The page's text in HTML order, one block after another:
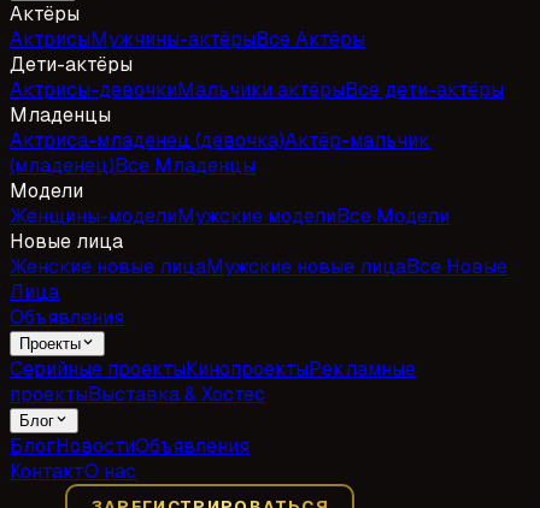
Актёры
АктрисыМужчины-актёрыВсе Актёры
Дети-актёры
Актрисы-девочкиМальчики актёрыВсе дети-актёры
Младенцы
Актриса-младенец (девочка)Актёр-мальчик
(младенец)Все Младенцы
Модели
Женщины-моделиМужские моделиВсе Модели
Новые лица
Женские новые лицаМужские новые лицаВсе Новые
Лица
Объявления
Проекты
Серийные проектыКинопроектыРекламные
проектыВыставка & Хостес
Блог
БлогНовостиОбъявления
КонтактО нас